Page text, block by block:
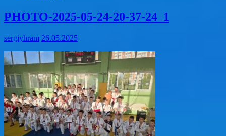
PHOTO-2025-05-24-20-37-24_1
sergiyhram 26.05.2025